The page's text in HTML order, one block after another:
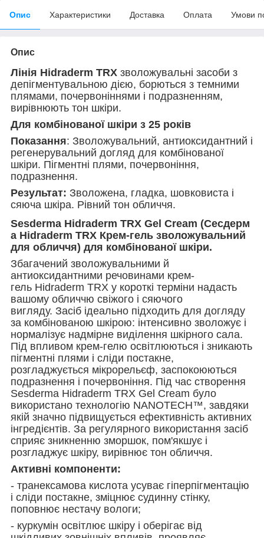
Опис Характеристики Доставка Оплата Умови
Опис
Лінія Hidraderm TRX зволожувальні засоби з
депігментувальною дією, борються з темними
плямами, почервоніннями і подразненням,
вирівнюють тон шкіри.
Для комбінованої шкіри з 25 років
Показання: Зволожувальний, антиоксидантний і
регенерувальний догляд для комбінованої
шкіри. Пігментні плями, почервоніння,
подразнення.
Результат: Зволожена, гладка, шовковиста і
сяюча шкіра. Рівний тон обличчя.
Sesderma Hidraderm TRX Gel Cream (Сесдерм
а Hidraderm TRX Крем-гель зволожувальний
для обличчя) для комбінованої шкіри.
Збагачений зволожувальними й
антиоксидантними речовинами крем-
гель Hidraderm TRX у короткі терміни надасть
вашому обличчю свіжого і сяючого
вигляду. Засіб ідеально підходить для догляду
за комбінованою шкірою: інтенсивно зволожує і
нормалізує надмірне виділення шкірного сала.
Під впливом крем-гелю освітлюються і зникають
пігментні плями і сліди постакне,
розгладжується мікрорельєф, заспокоюються
подразнення і почервоніння. Під час створення
Sesderma Hidraderm TRX Gel Cream було
використано технологію NANOTECH™, завдяки
якій значно підвищується ефективність активних
інгредієнтів. За регулярного використання засіб
сприяє зникненню зморшок, пом'якшує і
розгладжує шкіру, вирівнює тон обличчя.
Активні компоненти:
- транексамова кислота усуває гіперпігментацію
і сліди постакне, зміцнює судинну стінку,
поповнює нестачу вологи;
- куркумін освітлює шкіру і оберігає від